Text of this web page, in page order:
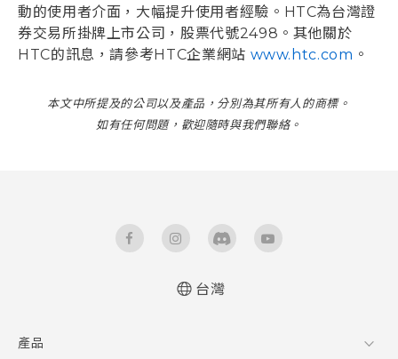
動的使用者介面，大幅提升使用者經驗。HTC為台灣證
券交易所掛牌上市公司，股票代號2498。其他關於
HTC的訊息，請參考HTC企業網站 www.htc.com 。
本文中所提及的公司以及產品，分別為其所有人的商標。
如有任何問題，歡迎隨時與我們聯絡。
台灣
產品